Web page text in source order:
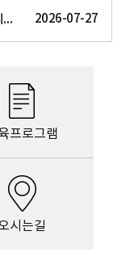
2026년 염포동 주민자치회 및 주민자치센터 자원봉사자 모집 공고 2026-07-27
프로그램
시는길